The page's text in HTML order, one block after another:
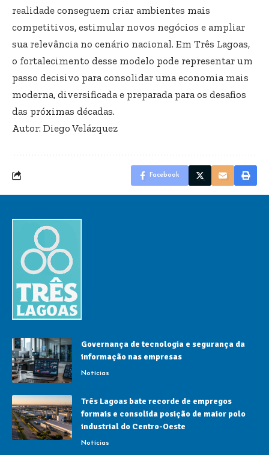
realidade conseguem criar ambientes mais
competitivos, estimular novos negócios e ampliar
sua relevância no cenário nacional. Em Três Lagoas,
o fortalecimento desse modelo pode representar um
passo decisivo para consolidar uma economia mais
moderna, diversificada e preparada para os desafios
das próximas décadas.
Autor: Diego Velázquez
Facebook
Governança de tecnologia e segurança da
informação nas empresas
Notícias
Três Lagoas bate recorde de empregos
formais e consolida posição de maior polo
industrial do Centro-Oeste
Notícias